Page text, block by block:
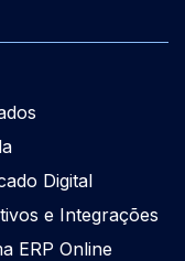
Digital
e Integrações
ERP Online